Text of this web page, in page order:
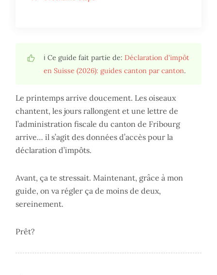
ℹ️ Ce guide fait partie de: Déclaration d’impôt
en Suisse (2026): guides canton par canton.
Le printemps arrive doucement. Les oiseaux
chantent, les jours rallongent et une lettre de
l’administration fiscale du canton de Fribourg
arrive… il s’agit des données d’accès pour la
déclaration d’impôts.
Avant, ça te stressait. Maintenant, grâce à mon
guide, on va régler ça de moins de deux,
sereinement.
Prêt?